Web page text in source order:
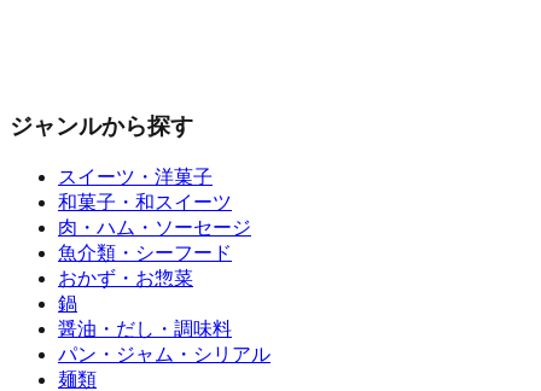
ジャンルから探す
スイーツ・洋菓子
和菓子・和スイーツ
肉・ハム・ソーセージ
魚介類・シーフード
おかず・お惣菜
鍋
醤油・だし・調味料
パン・ジャム・シリアル
麺類